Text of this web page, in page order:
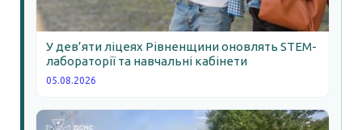
У дев’яти ліцеях Рівненщини оновлять STEM-
лабораторії та навчальні кабінети
05.08.2026